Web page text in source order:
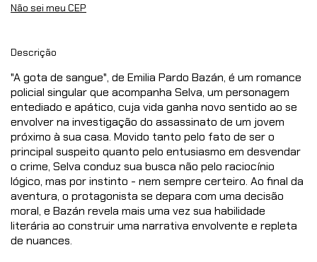
Não sei meu CEP
Descrição
"A gota de sangue", de Emilia Pardo Bazán, é um romance
policial singular que acompanha Selva, um personagem
entediado e apático, cuja vida ganha novo sentido ao se
envolver na investigação do assassinato de um jovem
próximo à sua casa. Movido tanto pelo fato de ser o
principal suspeito quanto pelo entusiasmo em desvendar
o crime, Selva conduz sua busca não pelo raciocínio
lógico, mas por instinto - nem sempre certeiro. Ao final da
aventura, o protagonista se depara com uma decisão
moral, e Bazán revela mais uma vez sua habilidade
literária ao construir uma narrativa envolvente e repleta
de nuances.